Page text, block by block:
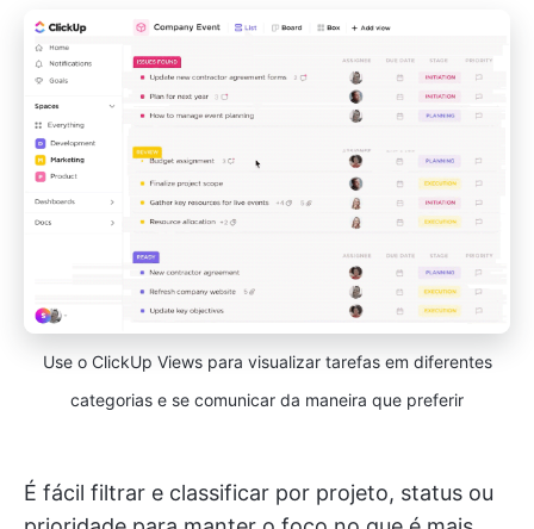
Use o ClickUp Views para visualizar tarefas em diferentes
categorias e se comunicar da maneira que preferir
É fácil filtrar e classificar por projeto, status ou